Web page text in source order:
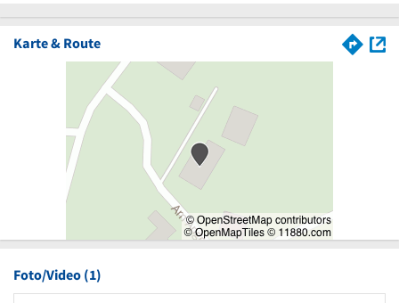
Karte & Route
Foto/Video (1)